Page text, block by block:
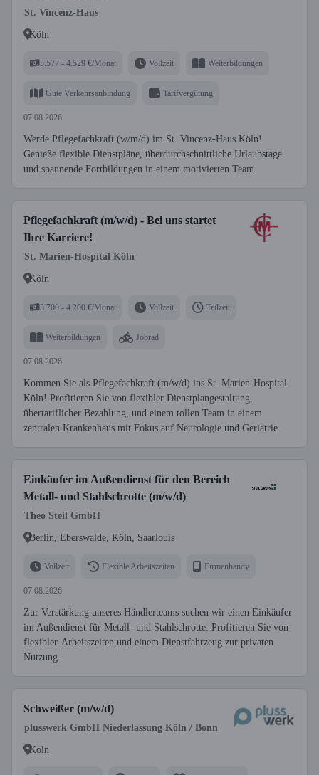
St. Vincenz-Haus
Köln
3.577 - 4.529 €/Monat Vollzeit Weiterbildungen
Gute Verkehrsanbindung Tarifvergütung
07.08.2026
Werde Pflegefachkraft (w/m/d) im St. Vincenz-Haus Köln!
Genieße flexible Dienstpläne, überdurchschnittliche Urlaubstage
und spannende Fortbildungen in einem motivierten Team.
Pflegefachkraft (m/w/d) - Bei uns startet
Ihre Karriere!
St. Marien-Hospital Köln
Köln
3.700 - 4.200 €/Monat Vollzeit Teilzeit
Weiterbildungen Jobrad
07.08.2026
Kommen Sie als Pflegefachkraft (m/w/d) ins St. Marien-Hospital
Köln! Profitieren Sie von flexibler Dienstplangestaltung,
übertariflicher Bezahlung, und einem tollen Team in einem
zentralen Krankenhaus mit Fokus auf Neurologie und Geriatrie.
Einkäufer im Außendienst für den Bereich
Metall- und Stahlschrotte (m/w/d)
Theo Steil GmbH
Berlin, Eberswalde, Köln, Saarlouis
Vollzeit Flexible Arbeitszeiten Firmenhandy
07.08.2026
Zur Verstärkung unseres Händlerteams suchen wir einen Einkäufer
im Außendienst für Metall- und Stahlschrotte. Profitieren Sie von
flexiblen Arbeitszeiten und einem Dienstfahrzeug zur privaten
Nutzung.
Schweißer (m/w/d)
plusswerk GmbH Niederlassung Köln / Bonn
Köln